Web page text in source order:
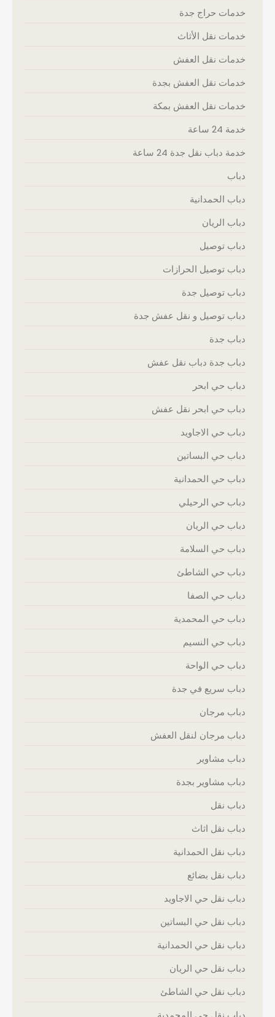
خدمات حراج جدة
خدمات نقل الأثاث
خدمات نقل العفش
خدمات نقل العفش بجدة
خدمات نقل العفش بمكة
خدمة 24 ساعة
خدمة دباب نقل جدة 24 ساعة
دباب
دباب الحمدانية
دباب الريان
دباب توصيل
دباب توصيل الحرازات
دباب توصيل جدة
دباب توصيل و نقل عفش جدة
دباب جدة
دباب جدة دباب نقل عفش
دباب حي ابحر
دباب حي ابحر نقل عفش
دباب حي الاجاويد
دباب حي البساتين
دباب حي الحمدانية
دباب حي الرحيلي
دباب حي الريان
دباب حي السلامة
دباب حي الشاطئ
دباب حي الصفا
دباب حي المحمدية
دباب حي النسيم
دباب حي الواحة
دباب سريع في جدة
دباب مرجان
دباب مرجان لنقل العفش
دباب مشاوير
دباب مشاوير بجدة
دباب نقل
دباب نقل اثاث
دباب نقل الحمدانية
دباب نقل بضائع
دباب نقل حي الاجاويد
دباب نقل حي البساتين
دباب نقل حي الحمدانية
دباب نقل حي الريان
دباب نقل حي الشاطئ